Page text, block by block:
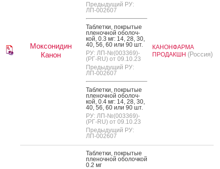
Моксонидин
Канон
Предыдущий РУ:
ЛП-002607
Таб­летки, пок­ры­тые
пле­ноч­ной обо­лоч­
кой, 0.3 мг: 14, 28, 30,
40, 56, 60 или 90 шт.
РУ: ЛП-№(003369)-
(РГ-RU) от 09.10.23
Предыдущий РУ:
ЛП-002607
Таб­летки, пок­ры­тые
пле­ноч­ной обо­лоч­
кой, 0.4 мг: 14, 28, 30,
40, 56, 60 или 90 шт.
РУ: ЛП-№(003369)-
(РГ-RU) от 09.10.23
Предыдущий РУ:
ЛП-002607
КАНОНФАРМА
ПРОДАКШН (Россия)
Таб­летки, пок­ры­тые
пле­ноч­ной обо­лоч­кой
0.2 мг